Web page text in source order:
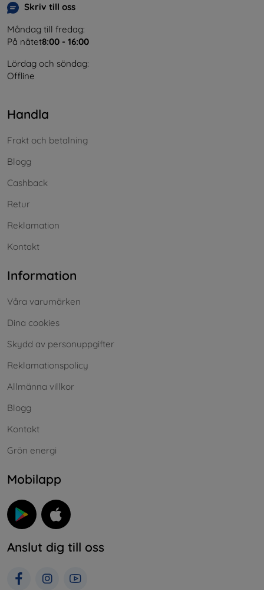
Skriv till oss
Måndag till fredag:
På nätet8:00 - 16:00
Lördag och söndag:
Offline
Handla
Frakt och betalning
Blogg
Cashback
Retur
Reklamation
Kontakt
Information
Våra varumärken
Dina cookies
Skydd av personuppgifter
Reklamationspolicy
Allmänna villkor
Blogg
Kontakt
Grön energi
Mobilapp
Anslut dig till oss